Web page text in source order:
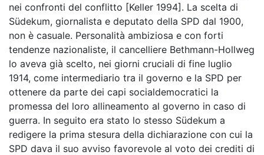
nei confronti del conflitto [Keller 1994]. La scelta di
Südekum, giornalista e deputato della SPD dal 1900,
non è casuale. Personalità ambiziosa e con forti
tendenze nazionaliste, il cancelliere Bethmann-Hollweg
lo aveva già scelto, nei giorni cruciali di fine luglio
1914, come intermediario tra il governo e la SPD per
ottenere da parte dei capi socialdemocratici la
promessa del loro allineamento al governo in caso di
guerra. In seguito era stato lo stesso Südekum a
redigere la prima stesura della dichiarazione con cui la
SPD dava il suo avviso favorevole al voto dei crediti di